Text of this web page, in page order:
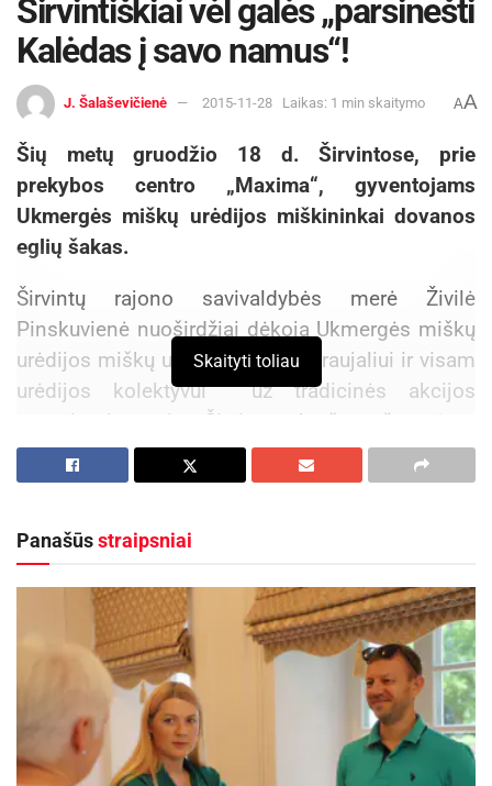
Širvintiškiai vėl galės „parsinešti
Kalėdas į savo namus“!
J. Šalaševičienė 2015-11-28 Laikas: 1 min skaitymo AA
Šių metų gruodžio 18 d. Širvintose, prie
prekybos centro „Maxima“, gyventojams
Ukmergės miškų urėdijos miškininkai dovanos
eglių šakas.
Širvintų rajono savivaldybės merė Živilė
Pinskuvienė nuoširdžiai dėkoja Ukmergės miškų
urėdijos miškų urėdui Vigantui Kraujaliui ir visam
urėdijos kolektyvui už tradicinės akcijos
organizavimą ir Širvintų krašto žmonėms
dovanojamą kalėdinę nuotaiką.
kūdikis
2026-08-04
Kauno rajone 700-asis šių metų kūdikis – Jonė iš
Ringaudų
2026-07-31
Skaityti toliau
Panašūsstraipsniai